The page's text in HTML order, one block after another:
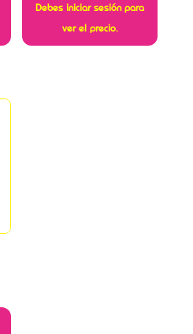
Debes iniciar sesión para
ver el precio.